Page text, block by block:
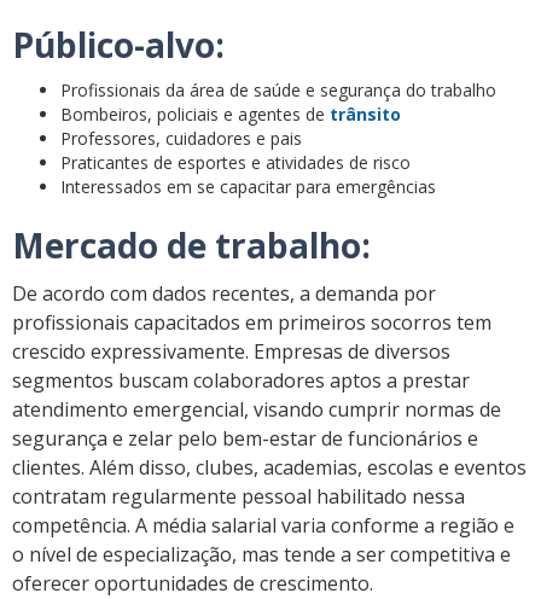
Público-alvo:
Profissionais da área de saúde e segurança do trabalho
Bombeiros, policiais e agentes de trânsito
Professores, cuidadores e pais
Praticantes de esportes e atividades de risco
Interessados em se capacitar para emergências
Mercado de trabalho:
De acordo com dados recentes, a demanda por
profissionais capacitados em primeiros socorros tem
crescido expressivamente. Empresas de diversos
segmentos buscam colaboradores aptos a prestar
atendimento emergencial, visando cumprir normas de
segurança e zelar pelo bem-estar de funcionários e
clientes. Além disso, clubes, academias, escolas e eventos
contratam regularmente pessoal habilitado nessa
competência. A média salarial varia conforme a região e
o nível de especialização, mas tende a ser competitiva e
oferecer oportunidades de crescimento.